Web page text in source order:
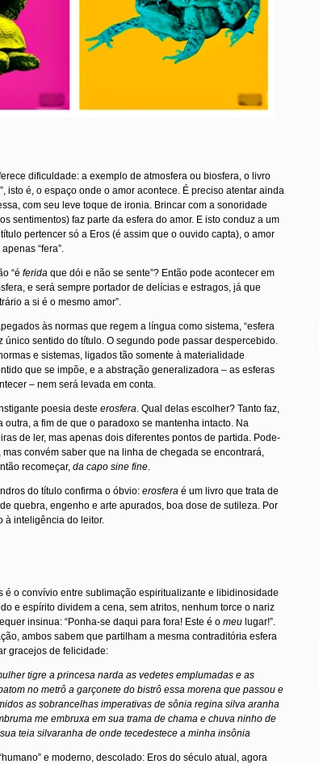
dificuldade: a exemplo de atmosfera ou biosfera, o livro
isto é, o espaço onde o amor acontece. É preciso atentar ainda
com seu leve toque de ironia. Brincar com a sonoridade
sentimentos) faz parte da esfera do amor. E isto conduz a um
pertencer só a Eros (é assim que o ouvido capta), o amor
“fera”.
“é ferida que dói e não se sente”? Então pode acontecer em
e será sempre portador de delícias e estragos, já que
a si é o mesmo amor”.
às normas que regem a língua como sistema, “esfera
único sentido do título. O segundo pode passar despercebido.
e sistemas, ligados tão somente à materialidade
que se impõe, e a abstração generalizadora – as esferas
– nem será levada em conta.
poesia deste erosfera. Qual delas escolher? Tanto faz,
a fim de que o paradoxo se mantenha intacto. Na
de ler, mas apenas dois diferentes pontos de partida. Pode-
convém saber que na linha de chegada se encontrará,
recomeçar, da capo sine fine.
do título confirma o óbvio: erosfera é um livro que trata de
quebra, engenho e arte apurados, boa dose de sutileza. Por
à inteligência do leitor.
é o convívio entre sublimação espiritualizante e libidinosidade
e espírito dividem a cena, sem atritos, nenhum torce o nariz
insinua: “Ponha-se daqui para fora! Este é o meu lugar!”.
ambos sabem que partilham a mesma contraditória esfera
gracejos de felicidade:
tigre a princesa narda as vedetes emplumadas e as
no metrô a garçonete do bistrô essa morena que passou e
as sobrancelhas imperativas de sônia regina silva aranha
me embruxa em sua trama de chama e chuva ninho de
teia silvaranha de onde tecedestece a minha insônia
e moderno, descolado: Eros do século atual, agora